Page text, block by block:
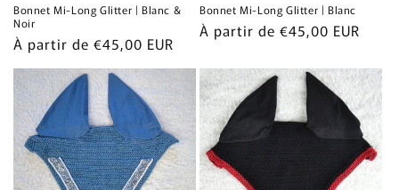
Bonnet Mi-Long Glitter | Blanc &
Noir
Prix
habituel
À partir de €45,00 EUR
Bonnet Mi-Long Glitter | Blanc
Prix
À partir de €45,00 EUR